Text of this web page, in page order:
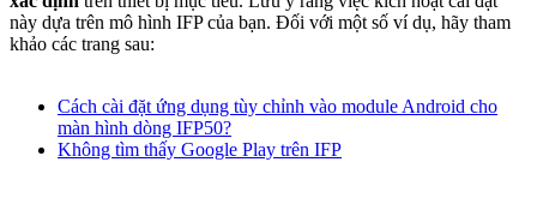
này dựa trên mô hình IFP của bạn. Đối với một số ví dụ, hãy tham
khảo các trang sau:
Cách cài đặt ứng dụng tùy chỉnh vào module Android cho
màn hình dòng IFP50?
Không tìm thấy Google Play trên IFP